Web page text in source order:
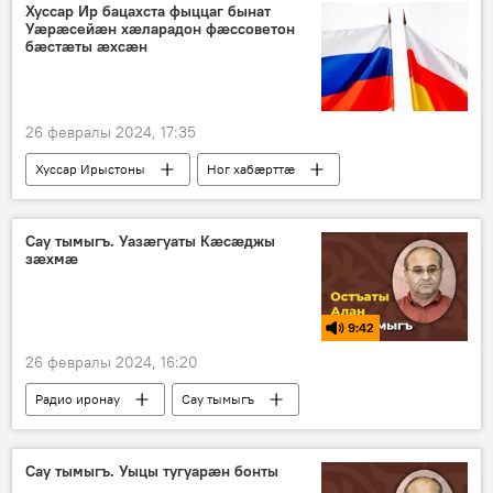
Хуссар Ир бацахста фыццаг бынат
Уӕрӕсейӕн хӕларадон фӕссоветон
бӕстӕты ӕхсӕн
26 февралы 2024, 17:35
Хуссар Ирыстоны
Ног хабӕрттӕ
Уӕрӕсейы
Сау тымыгъ. Уазӕгуаты Кӕсӕджы
зӕхмӕ
9:42
26 февралы 2024, 16:20
Радио иронау Сау тымыгъ
Сау тымыгъ. Уыцы тугуарӕн бонты